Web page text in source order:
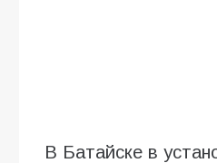
В Батайске в